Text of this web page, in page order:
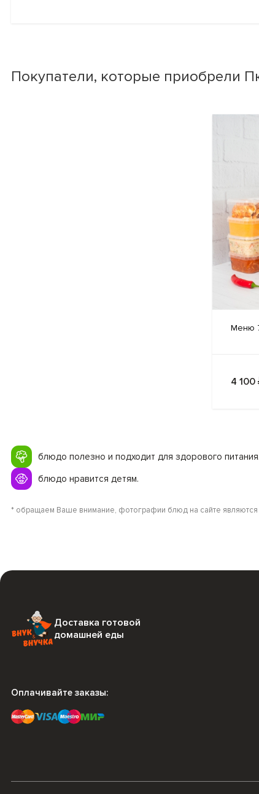
Покупатели, которые приобрели
Меню
4 100
блюдо полезно и подходит для здорового питания.
блюдо нравится детям.
* обращаем Ваше внимание, фотографии блюд на сайте
Доставка готовой
домашней еды
Оплачивайте заказы: